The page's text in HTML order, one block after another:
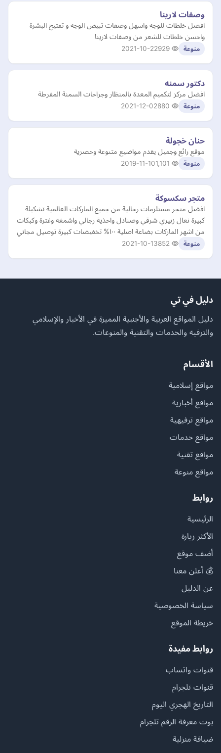
وصفات لارينا
افضل خلطات للوجه واسهل وصفات تبيض الوجه و تفتيح البشرة
واحسن خلطات للشعر من وصفات لارينا
منوعة 2021-10-22
دكتور سمنه
افضل مركز لتكميم المعدة بالمنظار وجراحات السمنة المفرطة
منوعة 2021-12-02
حنان خجولة
موقع رائع وجميل يقدم مواضيع متنوعة وحصرية
منوعة 2019-11-10
متجر سكسوكة
افضل متجر مستلزمات رجالية من جميع الماركات العالمية تشكيلة
كبيرة نعال زبيري شرقي وصنادل واحذية رجالي واشمغه وغترة وكبكات
من اشهر الماركات بضاعة اصلية ١٠٠% تخفيضات كبيرة توصيل مجاني
منوعة 2021-10-13
دليل في تي
دليل المواقع العربية والأجنبية المميزة في الأخبار والإسلامي
والترفيه والخدمات والتقنية والمنوعات.
الأقسام
مواقع إسلامية
مواقع أخبارية
مواقع ترفيهية
مواقع خدمات
مواقع تقنية
مواقع منوعة
روابط
الرئيسية
الأكثر زيارة
أضف موقع
💰 أعلن معنا
عن الدليل
سياسة الخصوصية
خريطة الموقع
روابط مفيدة
قنوات واتساب
قنوات تلجرام
التاريخ الهجري اليوم
بوت معرفة الرقم تلجرام
ضيافة منزلية